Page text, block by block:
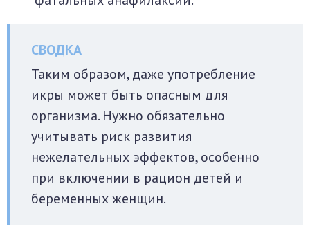
Таким образом, даже употребление
икры может быть опасным для
организма. Нужно обязательно
учитывать риск развития
нежелательных эффектов, особенно
при включении в рацион детей и
беременных женщин.